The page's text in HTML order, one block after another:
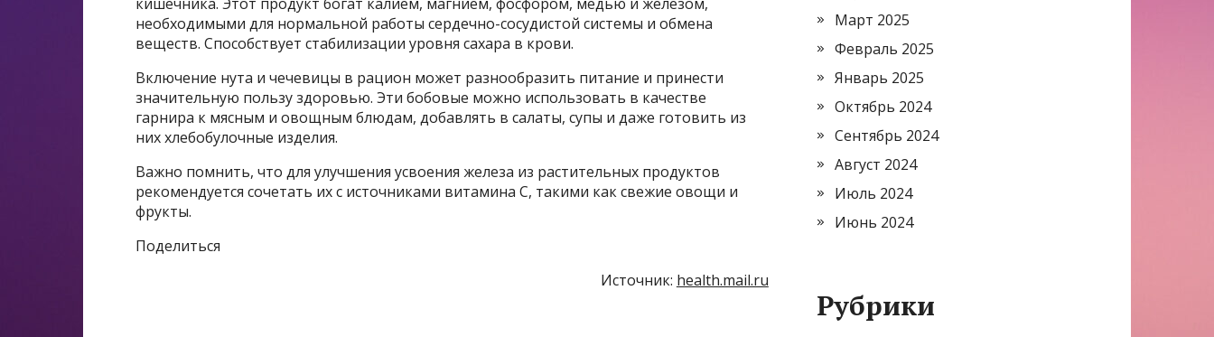
необходимыми для нормальной работы сердечно-сосудистой системы и обмена
веществ.​ Способствует стабилизации уровня сахара в крови.​
Включение нута и чечевицы в рацион может разнообразить питание и принести
значительную пользу здоровью. Эти бобовые можно использовать в качестве
гарнира к мясным и овощным блюдам, добавлять в салаты, супы и даже готовить из
них хлебобулочные изделия.
Важно помнить, что для улучшения усвоения железа из растительных продуктов
рекомендуется сочетать их с источниками витамина C, такими как свежие овощи и
фрукты.
Поделиться
Источник: health.mail.ru
Март 2025
Февраль 2025
Январь 2025
Октябрь 2024
Сентябрь 2024
Август 2024
Июль 2024
Июнь 2024
Рубрики